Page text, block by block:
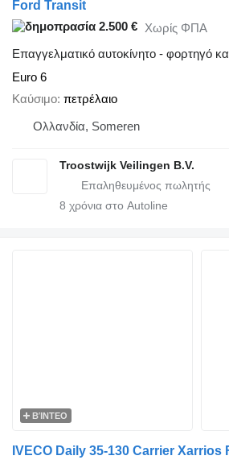
Ford Transit
2.500 € Χωρίς ΦΠΑ
Επαγγελματικό αυτοκίνητο - φορτηγό
Euro 6
Καύσιμο πετρέλαιο
Ολλανδία, Someren
Troostwijk Veilingen B.V.
8 χρόνια στο Autoline
ΒΊΝΤΕΟ
IVECO Daily 35-130 Carrier Xarrios